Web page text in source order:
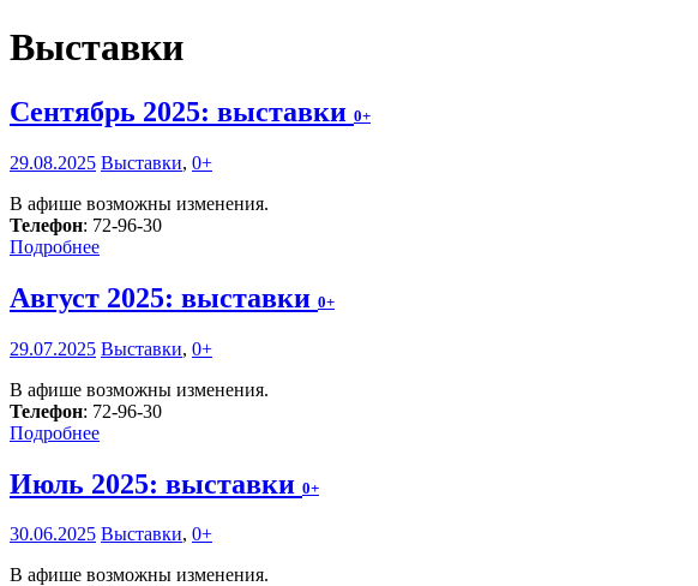
Выставки
Сентябрь 2025: выставки 0+
29.08.2025 Выставки, 0+
В афише возможны изменения.
Телефон: 72-96-30
Подробнее
Август 2025: выставки 0+
29.07.2025 Выставки, 0+
В афише возможны изменения.
Телефон: 72-96-30
Подробнее
Июль 2025: выставки 0+
30.06.2025 Выставки, 0+
В афише возможны изменения.